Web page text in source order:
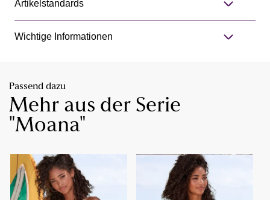
Artikelstandards
Wichtige Informationen
Passend dazu
Mehr aus der Serie
"Moana"